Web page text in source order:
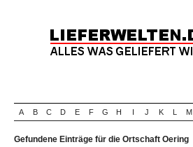
A B C D E F G H I J K L M
Gefundene Einträge für die Ortschaft Oering